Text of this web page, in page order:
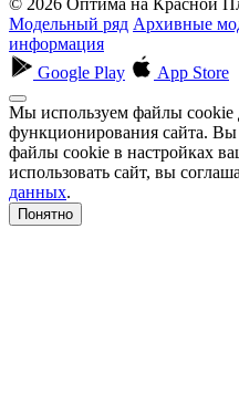
Модельный ряд Архивные
информация
Google Play
App Store
Мы используем файлы cookie
функционирования сайта. Вы
файлы cookie в настройках
использовать сайт, вы
данных.
Понятно